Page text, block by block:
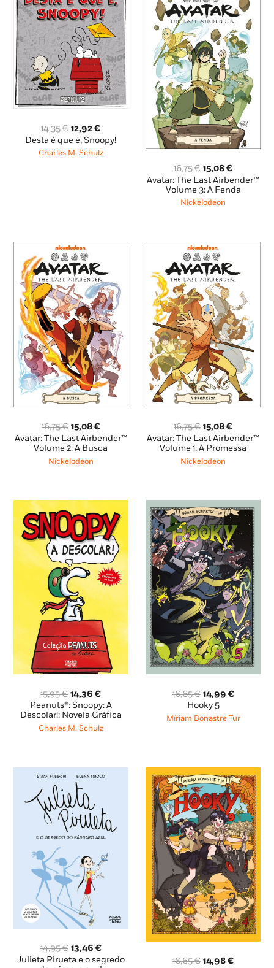
14,35€ O
preço
original
12,92€O
preço
atual
Desta é que é, Snoopy!
Charles M. Schulz
16,75€ O
preço
original
era:
15,08€O
preço
atual
Avatar: The Last Airbender™
Volume 3: A Fenda
Nickelodeon
16,75€ O
preço
original
era:
15,08€O
preço
atual
Avatar: The Last Airbender™
Volume 2: A Busca
Nickelodeon
16,75€ O
preço
original
era:
15,08€O
preço
atual
Avatar: The Last Airbender™
Volume 1: A Promessa
Nickelodeon
15,95€ O
preço
original
era:
14,36€O
preço
atual
é:
Peanuts®: Snoopy: A
Descolar!: Novela Gráfica
Charles M. Schulz
16,65€ O
preço
original
14,99 €O
atual
Hooky 5
Míriam Bonastre Tur
14,95€ O
preço
13,46 €O
preço
Julieta Pirueta e o segredo
16,65€ O
14,98€O